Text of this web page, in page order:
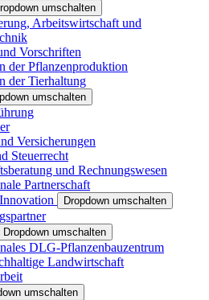
umschalten
Arbeitswirtschaft und
Vorschriften
der Pflanzenproduktion
der Tierhaltung
umschalten
Versicherungen
Steuerrecht
und Rechnungswesen
Partnerschaft
Dropdown umschalten
Dropdown umschalten
DLG-Pflanzenbauzentrum
Landwirtschaft
umschalten